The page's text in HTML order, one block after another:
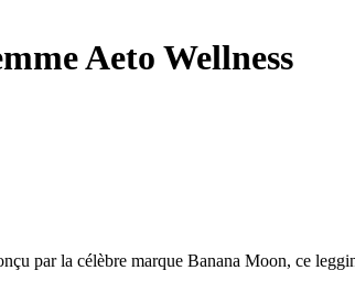
Aeto Wellness
par la célèbre marque Banana Moon, ce